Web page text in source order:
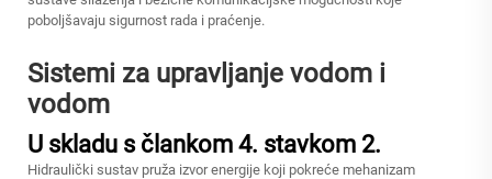
poboljšavaju sigurnost rada i praćenje.
Sistemi za upravljanje vodom i
vodom
U skladu s člankom 4. stavkom 2.
Hidraulički sustav pruža izvor energije koji pokreće mehanizam